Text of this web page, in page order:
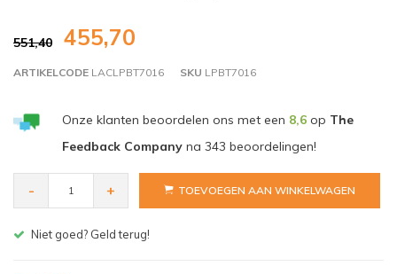
551,40 455,70
ARTIKELCODE LACLPBT7016 SKU LPBT7016
Onze klanten beoordelen ons met een 8,6op The
Feedback Companyna 343 beoordelingen!
- + TOEVOEGEN AAN WINKELWAGEN
Gratis bezorgen v.a. € 150,- (NL)